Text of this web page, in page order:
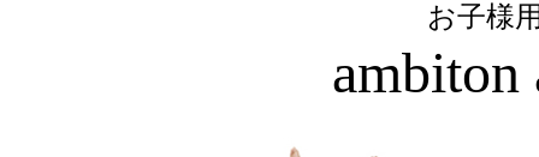
お子様
ambiton